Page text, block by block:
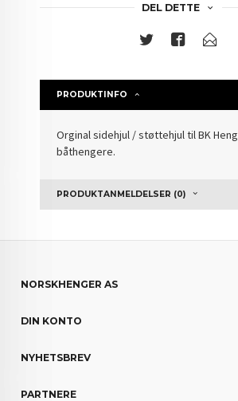
DEL DETTE
PRODUKTINFO
Orginal sidehjul / støttehjul til BK
båthengere.
PRODUKTANMELDELSER (0)
NORSKHENGER AS
DIN KONTO
NYHETSBREV
PARTNERE